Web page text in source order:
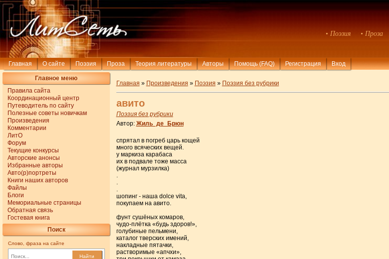
• Поэзия • Проза
Главная О сайте Поэзия Проза Теория литературы Авторы Помощь (FAQ) Регистрация Вход
Главное меню
Правила сайта
Координационный центр
Путеводитель по сайту
Полезные советы новичкам
Произведения
Комментарии
ЛитО
Форум
Текущие конкурсы
Авторские анонсы
Избранные авторы
Авто(р)портреты
Книги наших авторов
Файлы
Блоги
Мемориальные страницы
Обратная связь
Гостевая книга
Поиск
Слово, фраза на сайте
Найти
Главная » Произведения » Поэзия » Поэзия без рубрики
авито
Поэзия без рубрики
Автор: Жиль_де_Брюн
спрятал в погреб царь кощей
много всяческих вещей.
у маркиза карабаса
их в подвале тоже масса
(журнал мурзилка)
шопинг - наша dolce vita,
покупаем на авито.
фунт сушёных комаров,
чудо-плётка «будь здоров!»,
голубиные пельмени,
каталог тверских имений,
накладные пятачки,
растворимые «апчхи»,